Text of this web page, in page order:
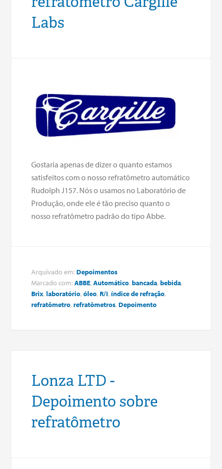
Labs
Gostaria apenas de dizer o quanto estamos
satisfeitos com o nosso refratômetro automático
Rudolph J157. Nós o usamos no Laboratório de
Produção, onde ele é tão preciso quanto o
nosso refratômetro padrão do tipo Abbe.
Arquivado em: Depoimentos
Marcado com:ABBE,Automático,bancada,bebida,
Brix,laboratório,óleo, R/I,índice de refração,
refratômetro,refratômetros, Depoimento
Lonza LTD -
Depoimento sobre
refratômetro